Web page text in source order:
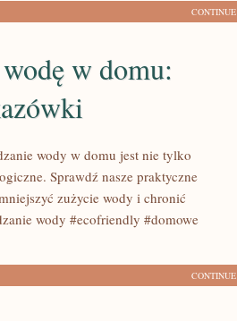
CONTINUE
w domu:
wody w domu jest nie tylko
Sprawdź nasze praktyczne
zużycie wody i chronić
wody #ecofriendly #domowe
CONTINUE